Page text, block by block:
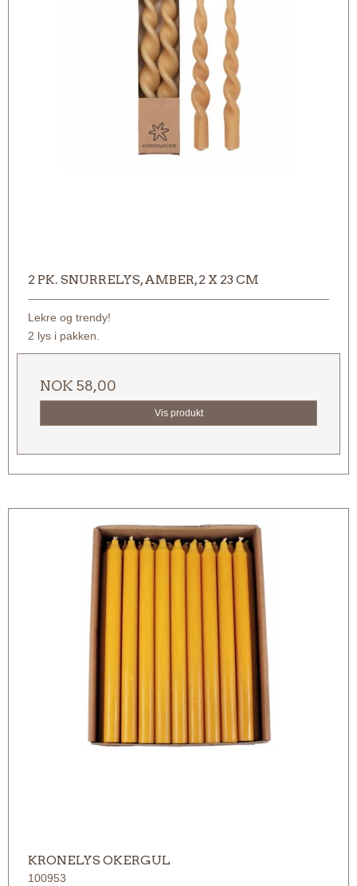
2 PK. SNURRELYS, AMBER, 2 X 23 CM
Lekre og trendy!
2 lys i pakken.
NOK 58,00
Vis produkt
KRONELYS OKERGUL
100953